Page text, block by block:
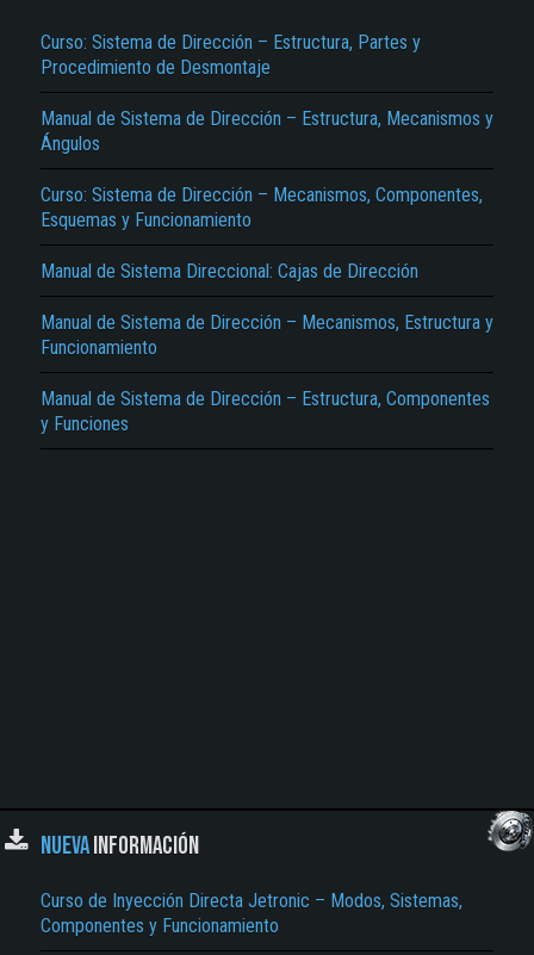
Curso: Sistema de Dirección – Estructura, Partes y
Procedimiento de Desmontaje
Manual de Sistema de Dirección – Estructura, Mecanismos y
Ángulos
Curso: Sistema de Dirección – Mecanismos, Componentes,
Esquemas y Funcionamiento
Manual de Sistema Direccional: Cajas de Dirección
Manual de Sistema de Dirección – Mecanismos, Estructura y
Funcionamiento
Manual de Sistema de Dirección – Estructura, Componentes
y Funciones
NUEVAINFORMACIÓN
Curso de Inyección Directa Jetronic – Modos, Sistemas,
Componentes y Funcionamiento
El Título es incorrecto según el contenido.
Texto o Imagen de portada son erróneos.
Reportar otro tipo de error...